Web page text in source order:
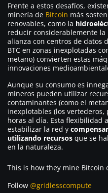
Frente a estos desafíos,
minería de Bitcoin más
renovables, como la
reducir considerablemente la
alianza con centros de datos
BTC en zonas inexplotadas
metano) convierten estas
innovaciones
Aunque su consumo es
mineros pueden utilizar
contaminantes (como el
inexplotables (los
horas al día. Esta flexibilidad
estabilizar la red y
utilizando recursos que se
en la naturaleza.
This is how they mine Bitcoin
Follow @gridlesscompute